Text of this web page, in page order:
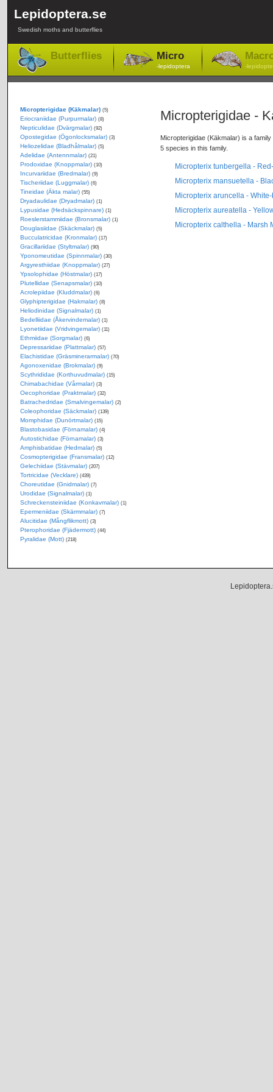
Lepidoptera.se
Swedish moths and butterflies
Butterflies Micro
-lepidoptera -
Micropterigidae -
Micropterigidae (Käkmalar) is a
5 species in this family.
Micropterix tunbergella -
Micropterix mansuetella -
Micropterix aruncella -
Micropterix aureatella -
Micropterix calthella - Marsh
Micropterigidae (Käkmalar) (5)
Eriocraniidae (Purpurmalar) (8)
Nepticulidae (Dvärgmalar) (92)
Opostegidae (Ögonlocksmalar) (3)
Heliozelidae (Bladhålmalar) (5)
Adelidae (Antennmalar) (21)
Prodoxidae (Knoppmalar) (10)
Incurvariidae (Bredmalar) (9)
Tischeriidae (Luggmalar) (6)
Tineidae (Äkta malar) (55)
Dryadaulidae (Dryadmalar) (1)
Lypusidae (Hedsäckspinnare) (1)
Roeslerstammiidae (Bronsmalar) (1)
Douglasiidae (Skäckmalar) (5)
Bucculatricidae (Kronmalar) (17)
Gracillariidae (Styltmalar) (90)
Yponomeutidae (Spinnmalar) (30)
Argyresthiidae (Knoppmalar) (27)
Ypsolophidae (Höstmalar) (17)
Plutellidae (Senapsmalar) (10)
Acrolepiidae (Kluddmalar) (6)
Glyphipterigidae (Hakmalar) (8)
Heliodinidae (Signalmalar) (1)
Bedelliidae (Åkervindemalar) (1)
Lyonetiidae (Vridvingemalar) (11)
Ethmiidae (Sorgmalar) (6)
Depressariidae (Plattmalar) (57)
Elachistidae (Gräsminerarmalar) (70)
Agonoxenidae (Brokmalar) (9)
Scythrididae (Korthuvudmalar) (15)
Chimabachidae (Vårmalar) (3)
Oecophoridae (Praktmalar) (32)
Batrachedridae (Smalvingemalar) (2)
Coleophoridae (Säckmalar) (139)
Momphidae (Dunörtmalar) (15)
Blastobasidae (Förnamalar) (4)
Autostichidae (Förnamalar) (3)
Amphisbatidae (Hedmalar) (5)
Cosmopterigidae (Fransmalar) (12)
Gelechiidae (Stävmalar) (207)
Tortricidae (Vecklare) (439)
Choreutidae (Gnidmalar) (7)
Urodidae (Signalmalar) (1)
Schreckensteiniidae (Konkavmalar) (1)
Epermeniidae (Skärmmalar) (7)
Alucitidae (Mångflikmott) (3)
Pterophoridae (Fjädermott) (44)
Pyralidae (Mott) (218)